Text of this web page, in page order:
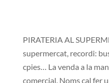
PIRATERIA AL
supermercat, recordi:
cpies… La venda a la
comercial. Noms cal fer